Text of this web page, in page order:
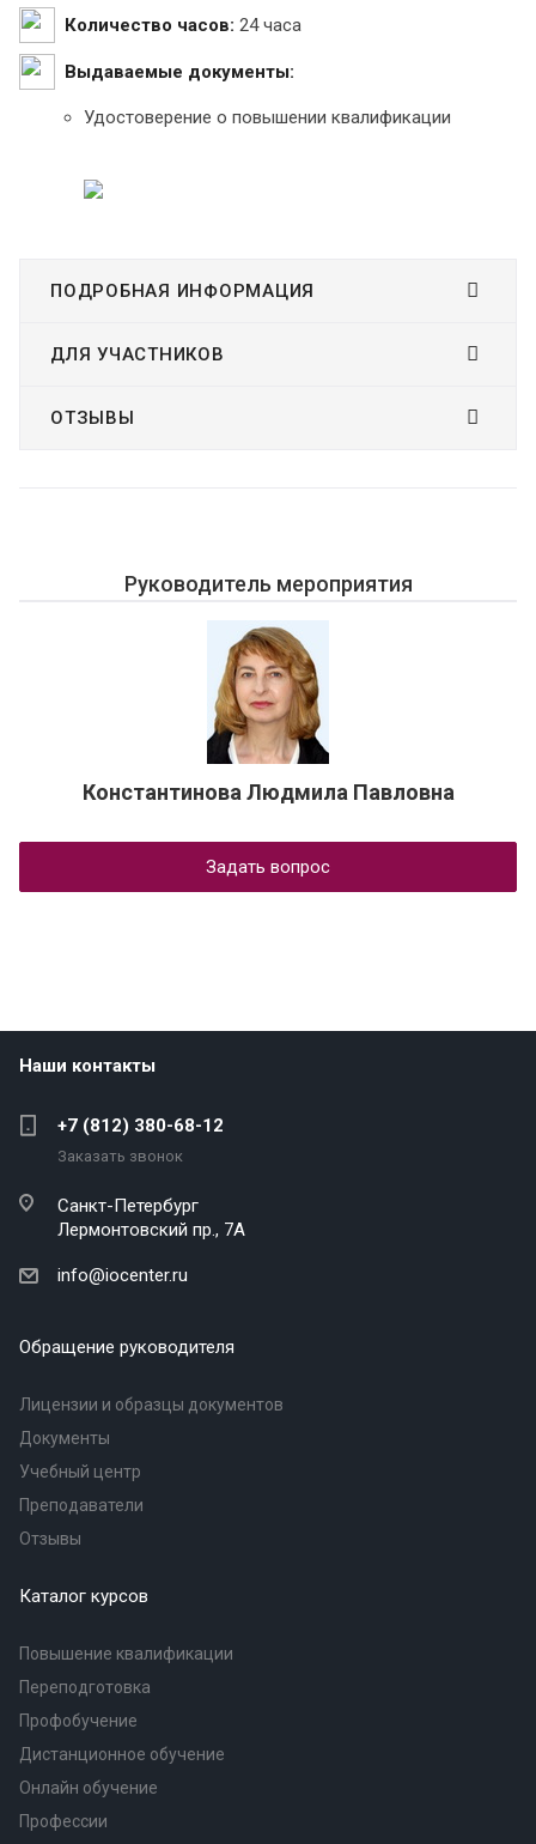
Количество часов: 24 часа
Выдаваемые документы:
Удостоверение о повышении квалификации
ПОДРОБНАЯ ИНФОРМАЦИЯ
ДЛЯ УЧАСТНИКОВ
ОТЗЫВЫ
Руководитель мероприятия
Константинова Людмила Павловна
Задать вопрос
Наши контакты
+7 (812) 380-68-12
Заказать звонок
Санкт-Петербург
Лермонтовский пр., 7А
info@iocenter.ru
Обращение руководителя
Лицензии и образцы документов
Документы
Учебный центр
Преподаватели
Отзывы
Каталог курсов
Повышение квалификации
Переподготовка
Профобучение
Дистанционное обучение
Онлайн обучение
Профессии